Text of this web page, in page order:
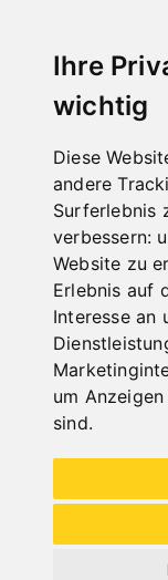
Ihre
wichtig
Diese
andere
Surferlebnis
verbessern:
Website zu
Erlebnis auf
Interesse an
um
sind.
ONLINE
KATALOGE